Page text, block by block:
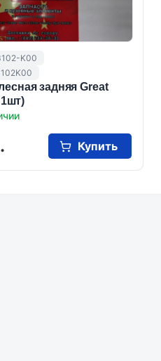
K00
задняя Great
1шт)
Купить